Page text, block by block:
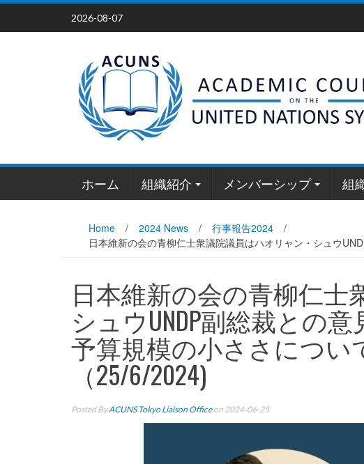
Skip
content
2026-08-07
ホーム 組織紹介 メンバーシップ 組
Home / 2024 News / 行事報告2024
/
日本維新の会の青柳仁士衆議院議員はハオリャン・シュウ
日本維新の会の青柳仁士
シュウUNDP副総裁との
予算規模の小ささについ
（25/6/2024)
Posted ByACUNS Tokyo Liaison Officeon 2024-06-25